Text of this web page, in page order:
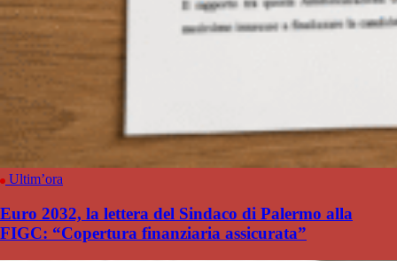
Ultim’ora
Euro 2032, la lettera del Sindaco di Palermo alla
FIGC: “Copertura finanziaria assicurata”